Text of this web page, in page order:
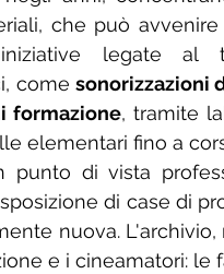
che può
legate al
come sonorizzazioni
formazione, tramite
elementari fino a
di case di
nuova.
e i cineamatori: le